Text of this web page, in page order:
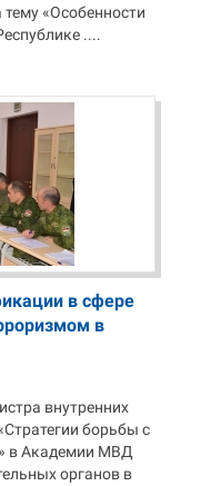
«Особенности
....
в сфере
в
внутренних
борьбы с
в Академии МВД
органов в